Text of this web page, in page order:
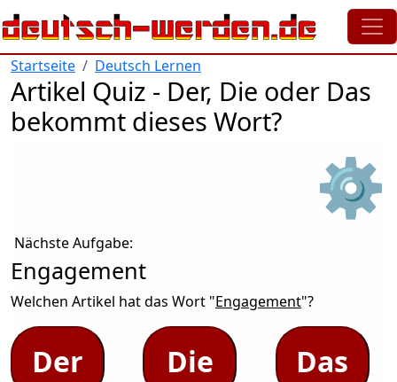
Direkt zum Inhalt
Startseite Deutsch Lernen
Artikel Quiz - Der, Die oder Das
bekommt dieses Wort?
⚙
Nächste Aufgabe:
Engagement
Welchen Artikel hat das Wort "Engagement"?
Der Die Das